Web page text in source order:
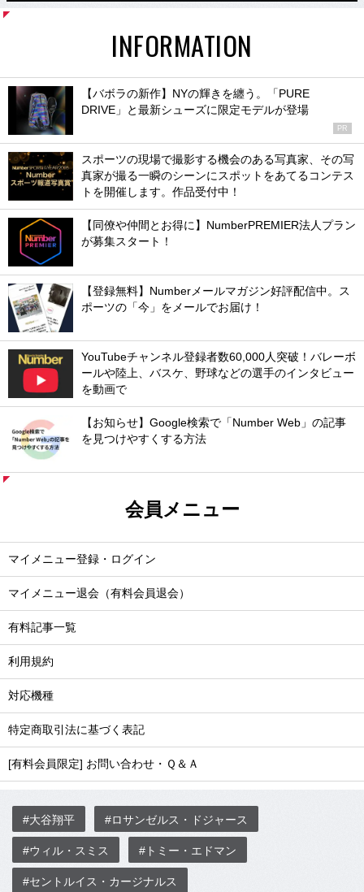
INFORMATION
【バボラの新作】NYの輝きを纏う。「PURE
DRIVE」と最新シューズに限定モデルが登場
PR
スポーツの現場で撮影する機会のある写真家、その写
真家が撮る一瞬のシーンにスポットをあてるコンテス
トを開催します。作品受付中！
【同僚や仲間とお得に】NumberPREMIER法人プラン
が募集スタート！
【登録無料】Numberメールマガジン好評配信中。ス
ポーツの「今」をメールでお届け！
YouTubeチャンネル登録者数60,000人突破！バレーボ
ールや陸上、バスケ、野球などの選手のインタビュー
を動画で
【お知らせ】Google検索で「Number Web」の記事
を見つけやすくする方法
会員メニュー
マイメニュー登録・ログイン
マイメニュー退会（有料会員退会）
有料記事一覧
利用規約
対応機種
特定商取引法に基づく表記
[有料会員限定] お問い合わせ・Ｑ＆Ａ
#大谷翔平 #ロサンゼルス・ドジャース
#ウィル・スミス #トミー・エドマン
#セントルイス・カージナルス